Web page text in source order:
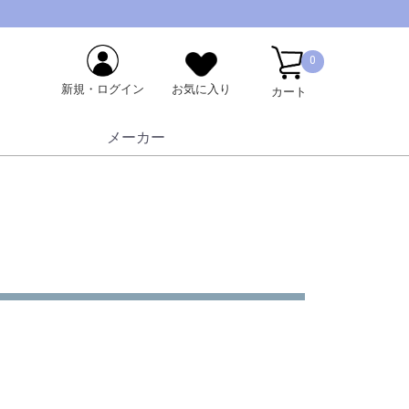
新規・ログイン お気に入り
0
カート
メーカー